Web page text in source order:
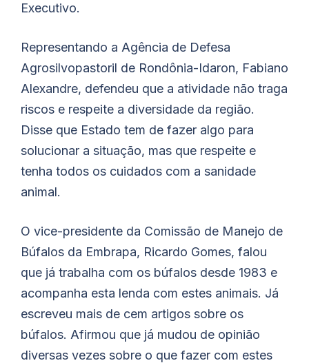
Executivo.
Representando a Agência de Defesa
Agrosilvopastoril de Rondônia-Idaron, Fabiano
Alexandre, defendeu que a atividade não traga
riscos e respeite a diversidade da região.
Disse que Estado tem de fazer algo para
solucionar a situação, mas que respeite e
tenha todos os cuidados com a sanidade
animal.
O vice-presidente da Comissão de Manejo de
Búfalos da Embrapa, Ricardo Gomes, falou
que já trabalha com os búfalos desde 1983 e
acompanha esta lenda com estes animais. Já
escreveu mais de cem artigos sobre os
búfalos. Afirmou que já mudou de opinião
diversas vezes sobre o que fazer com estes